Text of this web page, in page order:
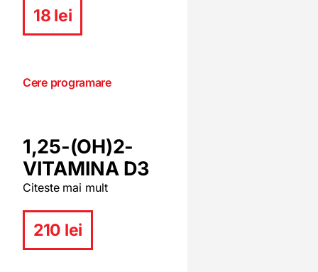
18 lei
Cere programare
1,25-(OH)2-
VITAMINA D3
Citeste mai mult
210 lei